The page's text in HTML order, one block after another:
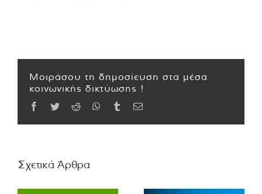
Μοιράσου τη δημοσίευση στα μέσα
κοινωνικής δικτύωσης !
Facebook
TwitterReddit WhatsApp
TumblrEmail
Σχετικά Άρθρα